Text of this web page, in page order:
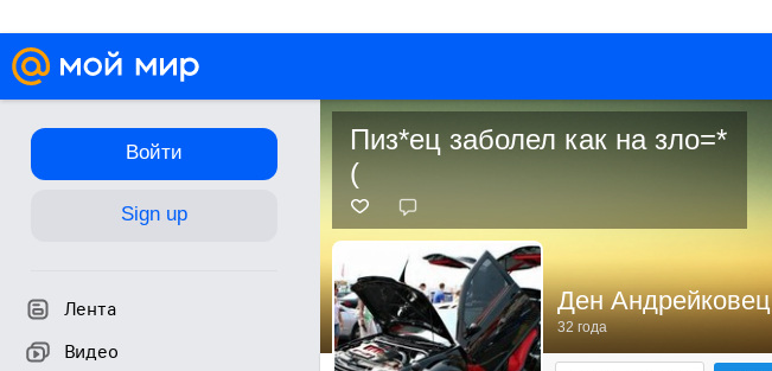
Войти
Sign up
Лента
Видео
Ден Андрейковец
32 года
Пиз*ец заболел как на зло=*
(